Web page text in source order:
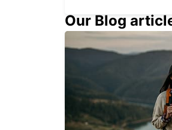
ESKILSTUNA -
Our Blog